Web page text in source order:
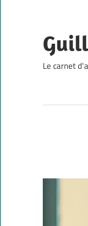
content
Le carnet